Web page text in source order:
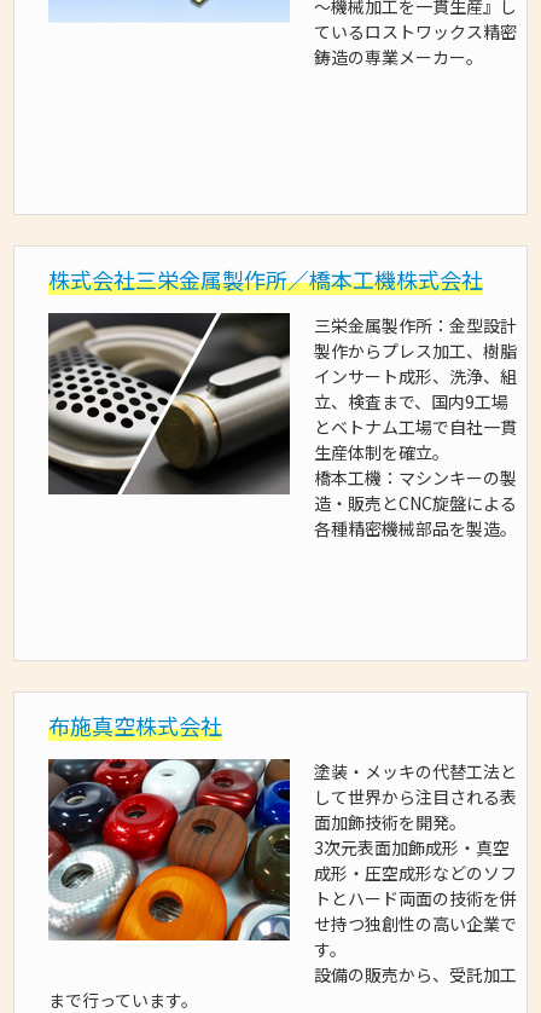
～機械加工を一貫生産』し
ているロストワックス精密
鋳造の専業メーカー。
株式会社三栄金属製作所／橋本工機株式会社
三栄金属製作所：金型設計
製作からプレス加工、樹脂
インサート成形、洗浄、組
立、検査まで、国内9工場
とベトナム工場で自社一貫
生産体制を確立。
橋本工機：マシンキーの製
造・販売とCNC旋盤による
各種精密機械部品を製造。
布施真空株式会社
塗装・メッキの代替工法と
して世界から注目される表
面加飾技術を開発。
3次元表面加飾成形・真空
成形・圧空成形などのソフ
トとハード両面の技術を併
せ持つ独創性の高い企業で
す。
設備の販売から、受託加工
まで行っています。